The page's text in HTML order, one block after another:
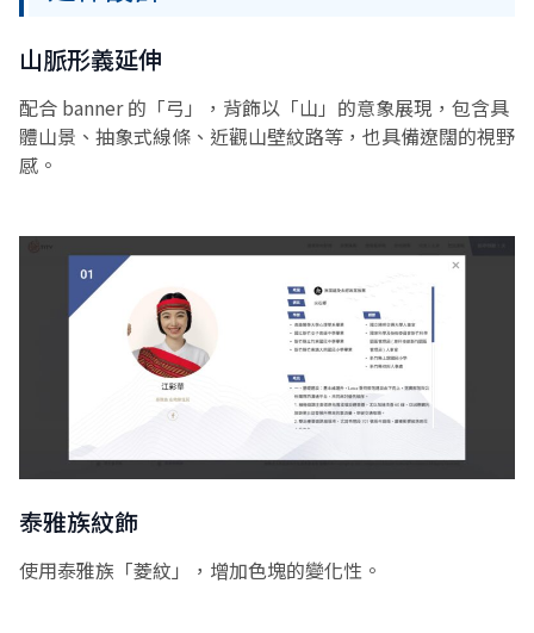
山脈形義延伸
配合 banner 的「弓」，背飾以「山」的意象展現，包含具
體山景、抽象式線條、近觀山壁紋路等，也具備遼闊的視野
感。
泰雅族紋飾
使用泰雅族「菱紋」，增加色塊的變化性。